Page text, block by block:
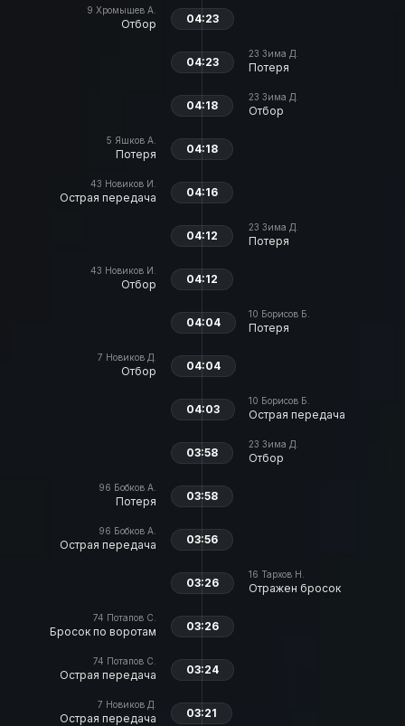
9 Хромышев А.
Отбор 04:23
23 Зима Д.
Потеря
04:23
23 Зима Д.
Отбор
04:18
5 Яшков А.
Потеря 04:18
43 Новиков И.
Острая передача 04:16
23 Зима Д.
Потеря
04:12
43 Новиков И.
Отбор 04:12
10 Борисов Б.
Потеря
04:04
7 Новиков Д.
Отбор 04:04
10 Борисов Б.
Острая передача
04:03
23 Зима Д.
Отбор
03:58
96 Бобков А.
Потеря 03:58
96 Бобков А.
Острая передача 03:56
16 Тархов Н.
Отражен бросок
03:26
74 Потапов С.
Бросок по воротам 03:26
74 Потапов С.
Острая передача 03:24
7 Новиков Д.
Острая передача 03:21